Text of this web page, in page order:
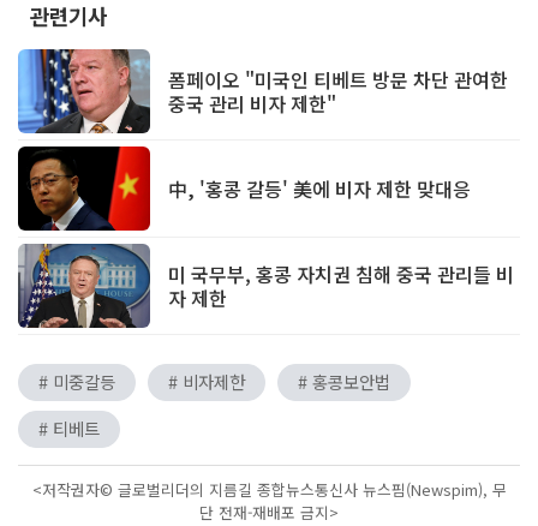
관련기사
폼페이오 "미국인 티베트 방문 차단 관여한
중국 관리 비자 제한"
中, '홍콩 갈등' 美에 비자 제한 맞대응
미 국무부, 홍콩 자치권 침해 중국 관리들 비
자 제한
# 미중갈등 # 비자제한
# 홍콩보안법
# 티베트
<저작권자© 글로벌리더의 지름길 종합뉴스통신사 뉴스핌(Newspim), 무
단 전재-재배포 금지>